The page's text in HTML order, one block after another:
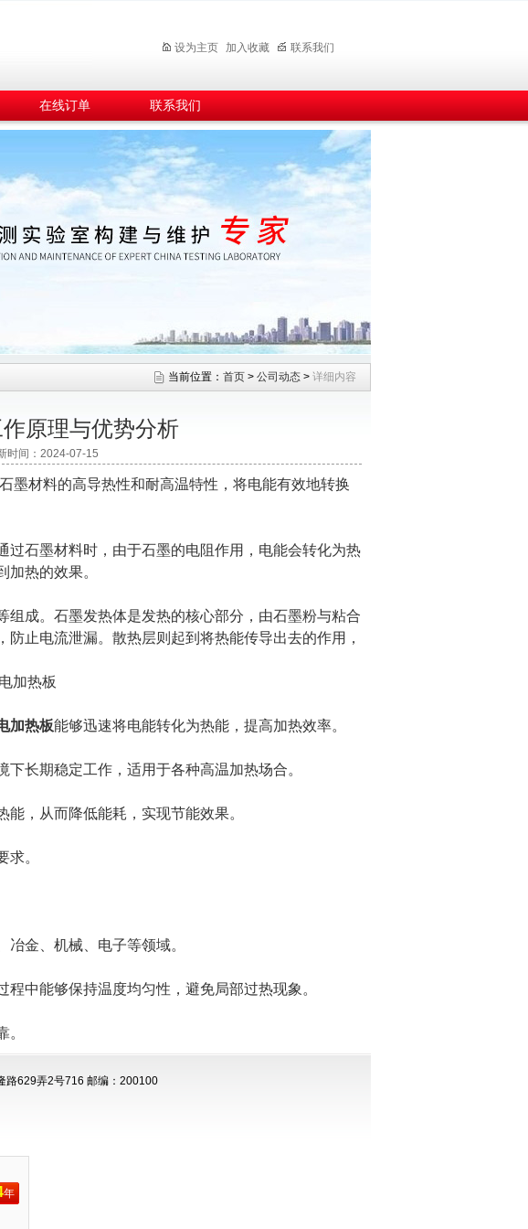
设为主页 加入收藏 联系我们
在线订单 联系我们
当前位置： 首页 > 公司动态 > 详细内容
原理与优势分析
时间：2024-07-15
墨材料的高导热性和耐高温特性，将电能有效地转换
石墨材料时，由于石墨的电阻作用，电能会转化为热
热的效果。
组成。石墨发热体是发热的核心部分，由石墨粉与粘合
止电流泄漏。散热层则起到将热能传导出去的作用，
加热板能够迅速将电能转化为热能，提高加热效率。
长期稳定工作，适用于各种高温加热场合。
，从而降低能耗，实现节能效果。
。
金、机械、电子等领域。
中能够保持温度均匀性，避免局部过热现象。
路629弄2号716 邮编：200100
年